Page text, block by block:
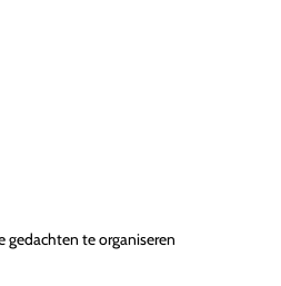
gedachten te organiseren